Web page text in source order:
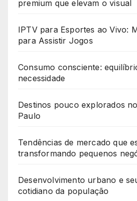
premium que elevam o visual
IPTV para Esportes ao Vivo:
para Assistir Jogos
Consumo consciente:
necessidade
Destinos pouco explorados
Paulo
Tendências de mercado que
transformando pequenos
Desenvolvimento urbano e
cotidiano da população